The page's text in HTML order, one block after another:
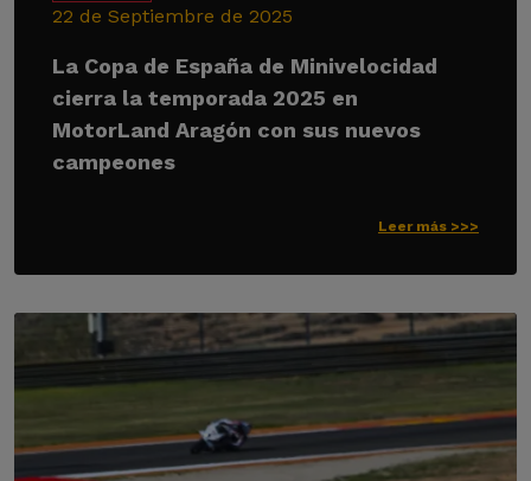
22 de Septiembre de 2025
La Copa de España de Minivelocidad
cierra la temporada 2025 en
MotorLand Aragón con sus nuevos
campeones
Leer más >>>